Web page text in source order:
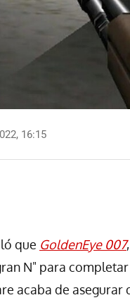
16:15
que GoldenEye 007
N" para
acaba de